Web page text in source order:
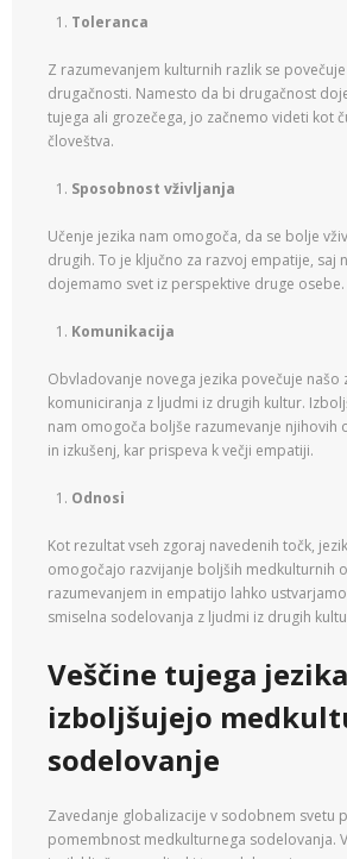
Toleranca
Z razumevanjem kulturnih razlik se
drugačnosti. Namesto da bi drugačnost
tujega ali grozečega, jo začnemo videti kot
človeštva.
Sposobnost vživljanja
Učenje jezika nam omogoča, da se bolje
drugih. To je ključno za razvoj empatije, saj
dojemamo svet iz perspektive druge osebe.
Komunikacija
Obvladovanje novega jezika povečuje našo
komuniciranja z ljudmi iz drugih kultur.
nam omogoča boljše razumevanje njihovih
in izkušenj, kar prispeva k večji empatiji.
Odnosi
Kot rezultat vseh zgoraj navedenih točk,
omogočajo razvijanje boljših medkulturnih
razumevanjem in empatijo lahko
smiselna sodelovanja z ljudmi iz drugih
Veščine tujega jezika
izboljšujejo
sodelovanje
Zavedanje globalizacije v sodobnem svetu
pomembnost medkulturnega sodelovanja.